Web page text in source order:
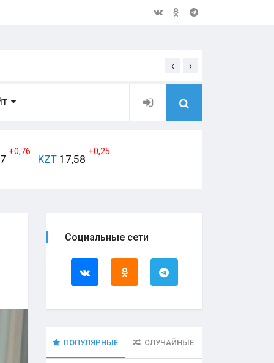
Открытое обращение
‹ ›
+0,76
KZT 17,58
+0,25
Социальные сети
ПОПУЛЯРНЫЕ СЛУЧАЙНЫЕ